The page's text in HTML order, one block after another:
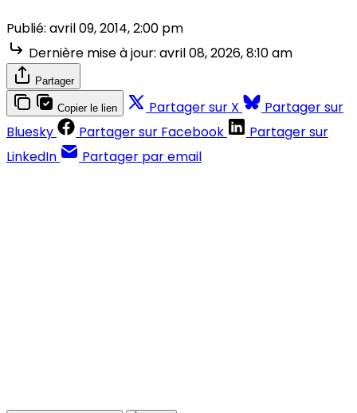
Publié: avril 09, 2014, 2:00 pm
Dernière mise à jour: avril 08, 2026, 8:10 am
Partager
Copier le lien Partager sur X
Partager sur
Bluesky
Partager sur Facebook
Partager sur
LinkedIn
Partager par email